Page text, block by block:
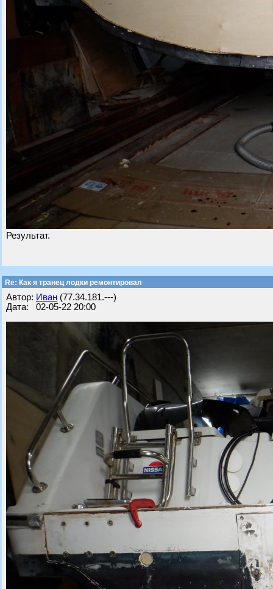
Результат.
Re: Как я транец лодки ремонтировал
Автор: Иван (77.34.181.---)
Дата: 02-05-22 20:00